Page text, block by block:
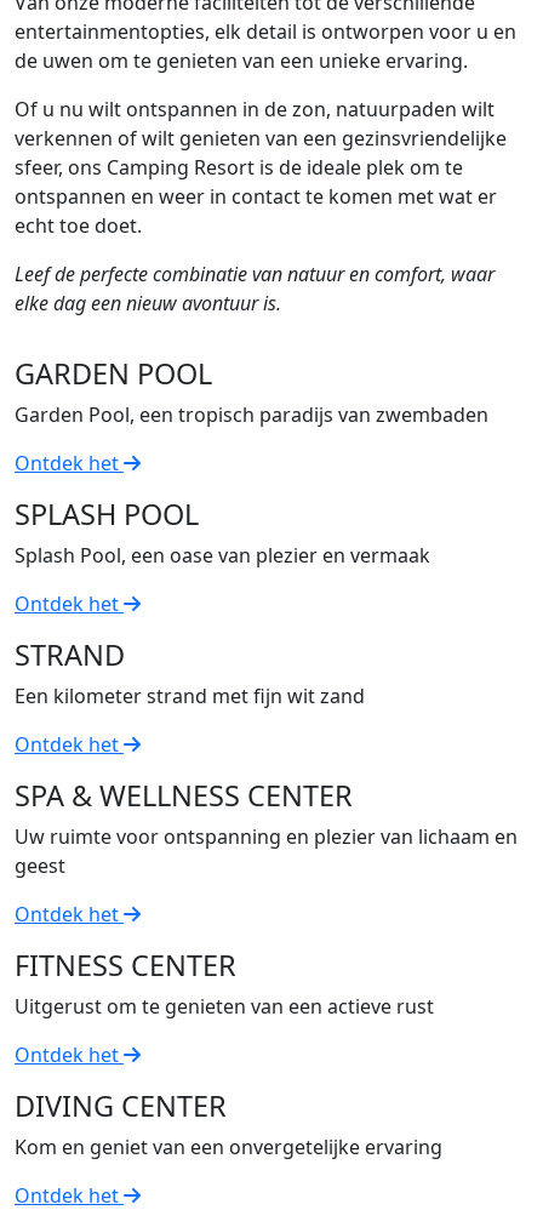
entertainmentopties, elk detail is ontworpen voor u en
de uwen om te genieten van een unieke ervaring.
Of u nu wilt ontspannen in de zon, natuurpaden wilt
verkennen of wilt genieten van een gezinsvriendelijke
sfeer, ons Camping Resort is de ideale plek om te
ontspannen en weer in contact te komen met wat er
echt toe doet.
Leef de perfecte combinatie van natuur en comfort, waar
elke dag een nieuw avontuur is.
GARDEN POOL
Garden Pool, een tropisch paradijs van zwembaden
Ontdek het
SPLASH POOL
Splash Pool, een oase van plezier en vermaak
Ontdek het
STRAND
Een kilometer strand met fijn wit zand
Ontdek het
SPA & WELLNESS CENTER
Uw ruimte voor ontspanning en plezier van lichaam en
geest
Ontdek het
FITNESS CENTER
Uitgerust om te genieten van een actieve rust
Ontdek het
DIVING CENTER
Kom en geniet van een onvergetelijke ervaring
Ontdek het